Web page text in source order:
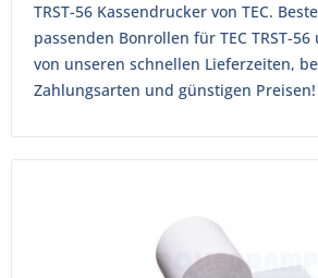
TRST-56 Kassendrucker von TEC.
passenden Bonrollen für TEC TRST-
von unseren schnellen Lieferzeiten,
Zahlungsarten und günstigen Preisen!